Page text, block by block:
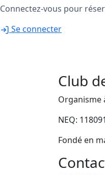
Connectez-vous pour
Se connecter
Club
Organisme
NEQ:
Fondé en